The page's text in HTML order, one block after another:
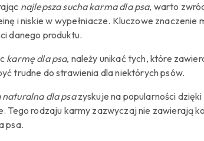
najlepsza sucha karma dla psa, warto
i niskie w wypełniacze. Kluczowe znaczenie
danego produktu.
karmę dla psa, należy unikać tych, które
trudne do strawienia dla niektórych psów.
dla psazyskuje na popularności
Tego rodzaju karmy zazwyczaj nie zawierają
psa.